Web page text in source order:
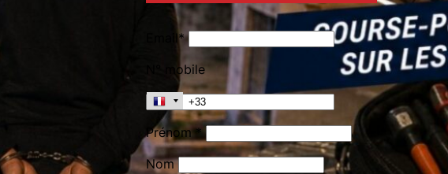
Email*
N° mobile
Prénom *
Nom